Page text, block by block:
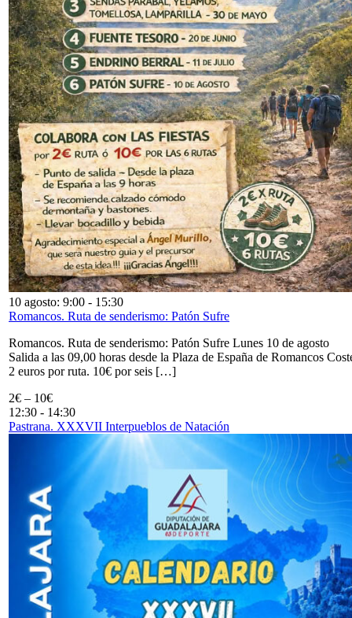
10 agosto: 9:00 - 15:30
Romancos. Ruta de senderismo: Patón Sufre
Romancos. Ruta de senderismo: Patón Sufre Lunes 10 de agosto
Salida a las 09,00 horas desde la Plaza de España de Romancos
2 euros por ruta. 10€ por seis […]
2€ – 10€
12:30 - 14:30
Pastrana. XXXVII Interpueblos de Natación